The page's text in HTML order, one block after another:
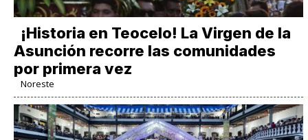
​¡Historia en Teocelo! La Virgen de la
Asunción recorre las comunidades
por primera vez
Noreste